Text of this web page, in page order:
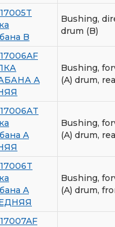
B
Bushing,
drum (B)
A
Bushing,
(A) drum,
A
Bushing,
(A) drum,
A
Bushing,
(A) drum,